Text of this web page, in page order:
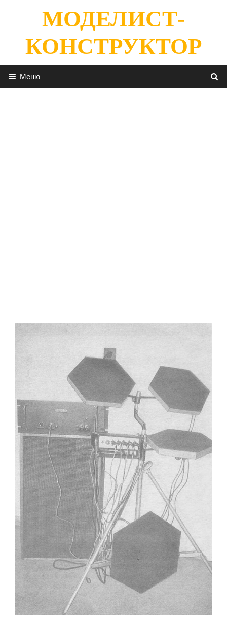
содержимомуМОДЕЛИСТ-
КОНСТРУКТОР
Меню